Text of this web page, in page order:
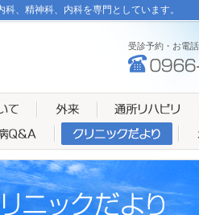
、精神科、内科を専門としています。
受診予約・お電